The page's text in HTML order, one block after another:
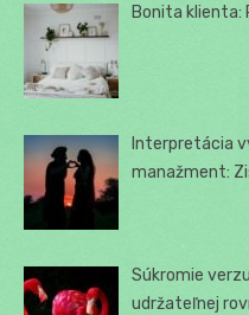
Bonita klienta:
Interpretácia
manažment:
Súkromie
udržateľnej